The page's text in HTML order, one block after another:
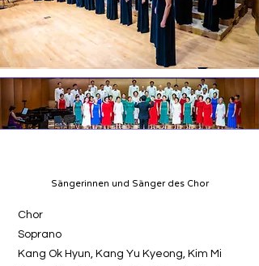
Sängerinnen und Sänger des Chor
Chor
Soprano
Kang Ok Hyun, Kang Yu Kyeong, Kim Mi